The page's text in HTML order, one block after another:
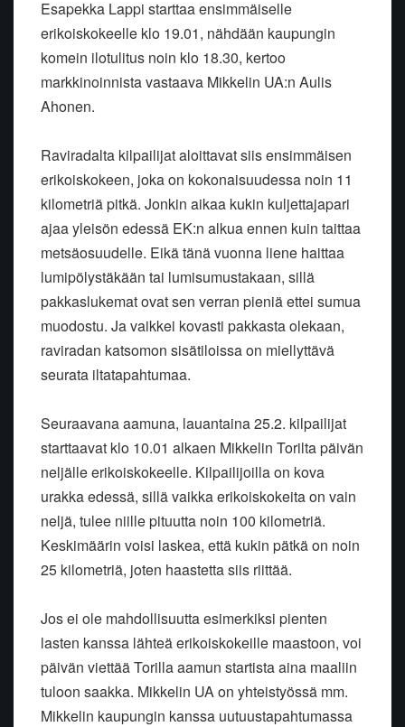
Esapekka Lappi starttaa ensimmäiselle
erikoiskokeelle klo 19.01, nähdään kaupungin
komein ilotulitus noin klo 18.30, kertoo
markkinoinnista vastaava Mikkelin UA:n Aulis
Ahonen.
Raviradalta kilpailijat aloittavat siis ensimmäisen
erikoiskokeen, joka on kokonaisuudessa noin 11
kilometriä pitkä. Jonkin aikaa kukin kuljettajapari
ajaa yleisön edessä EK:n alkua ennen kuin taittaa
metsäosuudelle. Eikä tänä vuonna liene haittaa
lumipölystäkään tai lumisumustakaan, sillä
pakkaslukemat ovat sen verran pieniä ettei sumua
muodostu. Ja vaikkei kovasti pakkasta olekaan,
raviradan katsomon sisätiloissa on miellyttävä
seurata iltatapahtumaa.
Seuraavana aamuna, lauantaina 25.2. kilpailijat
starttaavat klo 10.01 alkaen Mikkelin Torilta päivän
neljälle erikoiskokeelle. Kilpailijoilla on kova
urakka edessä, sillä vaikka erikoiskokeita on vain
neljä, tulee niille pituutta noin 100 kilometriä.
Keskimäärin voisi laskea, että kukin pätkä on noin
25 kilometriä, joten haastetta siis riittää.
Jos ei ole mahdollisuutta esimerkiksi pienten
lasten kanssa lähteä erikoiskokeille maastoon, voi
päivän viettää Torilla aamun startista aina maaliin
tuloon saakka. Mikkelin UA on yhteistyössä mm.
Mikkelin kaupungin kanssa uutuustapahtumassa